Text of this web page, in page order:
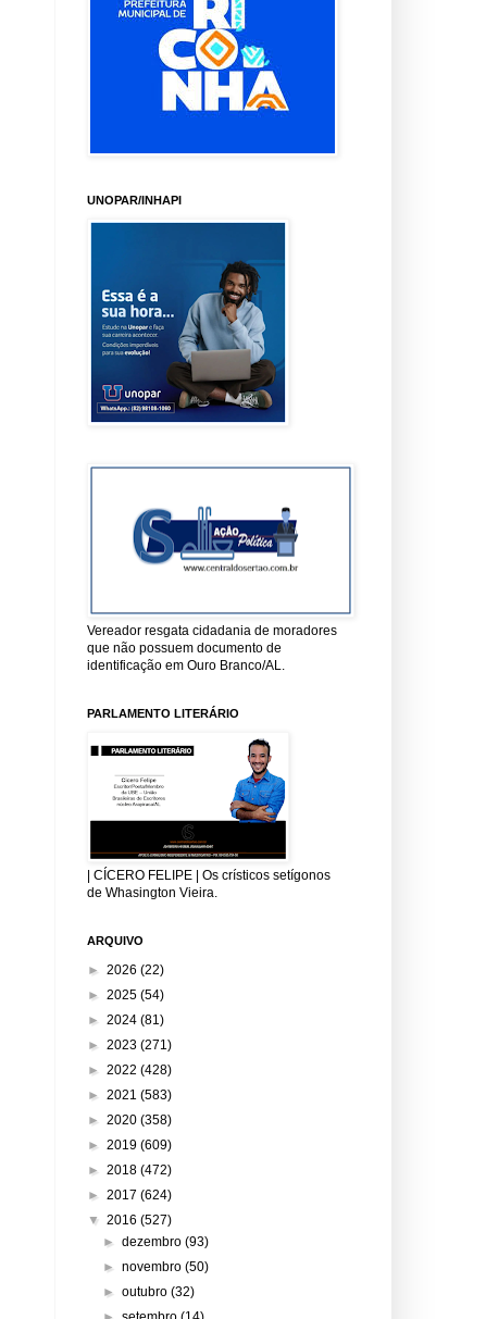
UNOPAR/INHAPI
Vereador resgata cidadania de moradores
que não possuem documento de
identificação em Ouro Branco/AL.
PARLAMENTO LITERÁRIO
| CÍCERO FELIPE | Os crísticos setígonos
de Whasington Vieira.
ARQUIVO
► 2026 (22)
► 2025 (54)
► 2024 (81)
► 2023 (271)
► 2022 (428)
► 2021 (583)
► 2020 (358)
► 2019 (609)
► 2018 (472)
► 2017 (624)
▼ 2016 (527)
►dezembro(93)
►novembro(50)
►outubro(32)